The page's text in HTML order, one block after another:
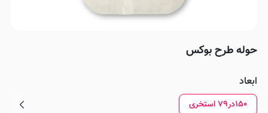
حوله طرح بوکس
ابعاد
۱۵۰در۷۹ استخری